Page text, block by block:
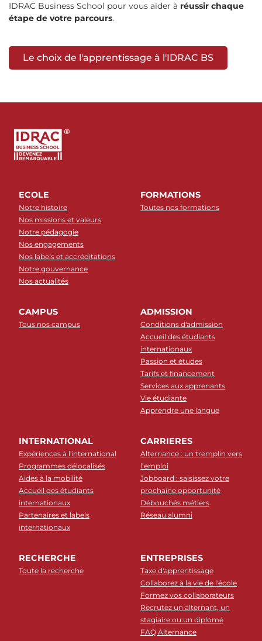
IDRAC Business School pour vous aider à réussir chaque
étape de votre parcours.
Le choix de l'apprentissage à l'IDRAC BS
ECOLE
Notre histoire
Nos missions et valeurs
Notre pédagogie
Nos engagements
Nos labels et accréditations
Notre gouvernance
Nos actualités
FORMATIONS
Toutes nos formations
CAMPUS
Tous nos campus
ADMISSION
Conditions d'admission
Accueil des étudiants
internationaux
Passion et études
Tarifs et financement
Services aux apprenants
Vie étudiante
Apprendre une langue
INTERNATIONAL
Expériences à l'international
Programmes délocalisés
Aides à la mobilité
Accueil des étudiants
internationaux
Partenaires et labels
internationaux
CARRIERES
Alternance : un tremplin vers
l’emploi
Jobboard : saisissez votre
prochaine opportunité
Débouchés métiers
Réseau alumni
RECHERCHE
Toute la recherche
ENTREPRISES
Taxe d'apprentissage
Collaborez à la vie de l'école
Formez vos collaborateurs
Recrutez un alternant, un
stagiaire ou un diplomé
FAQ Alternance